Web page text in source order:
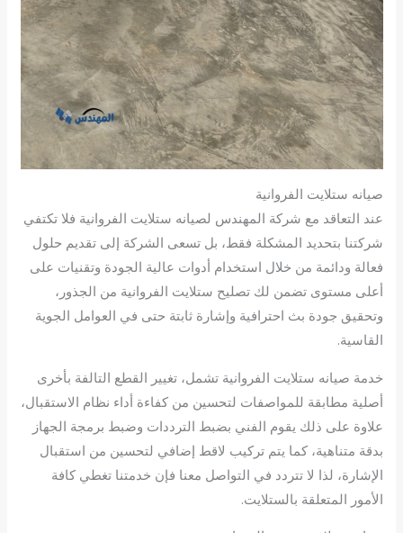
صيانه ستلايت الفروانية
عند التعاقد مع شركة المهندس لصيانه ستلايت الفروانية فلا تكتفي
شركتنا بتحديد المشكلة فقط، بل تسعى الشركة إلى تقديم حلول
فعالة ودائمة من خلال استخدام أدوات عالية الجودة وتقنيات على
أعلى مستوى تضمن لك تصليح ستلايت الفروانية من الجذور،
وتحقيق جودة بث احترافية وإشارة ثابتة حتى في العوامل الجوية
القاسية.
خدمة صيانه ستلايت الفروانية تشمل، تغيير القطع التالفة بأخرى
أصلية مطابقة للمواصفات لتحسين من كفاءة أداء نظام الاستقبال،
علاوة على ذلك يقوم الفني بضبط الترددات وضبط برمجة الجهاز
بدقة متناهية، كما يتم تركيب لاقط إضافي لتحسين من استقبال
الإشارة، لذا لا تتردد في التواصل معنا فإن خدمتنا تغطي كافة
الأمور المتعلقة بالستلايت.